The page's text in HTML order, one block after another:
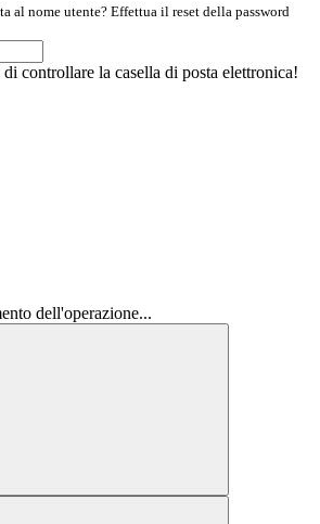
al nome utente? Effettua il reset della password
controllare la casella di posta elettronica!
dell'operazione...